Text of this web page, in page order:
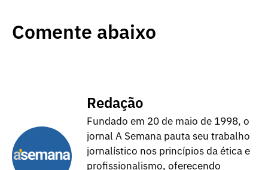
Comente abaixo
Redação
Fundado em 20 de maio de 1998, o
jornal A Semana pauta seu trabalho
jornalístico nos princípios da ética e
profissionalismo, oferecendo